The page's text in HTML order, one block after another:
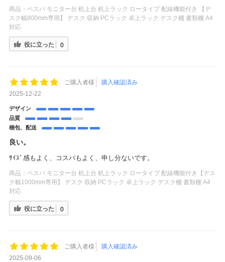
商品： ペスパ モニター台 机上台 机上ラック ロータイプ 配線機能付き 【デ
スク幅800mm専用】 デスク 収納 PCラック 卓上ラック デスク棚 書類棚 A4
対応
役に立った 0
ご購入者様
購入確認済み
2025-12-22
デザイン
品質
梱包、配送
良い。
ｻｲｽﾞ感もよく、コスパもよく、申し分ないです。
商品： ペスパ モニター台 机上台 机上ラック ロータイプ 配線機能付き【デス
ク幅1000mm専用】 デスク 収納 PCラック 卓上ラック デスク棚 書類棚 A4
対応
役に立った 0
ご購入者様
購入確認済み
2025-09-06